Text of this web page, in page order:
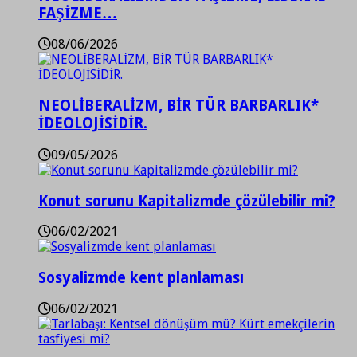
FAŞİZME…
08/06/2026
NEOLİBERALİZM, BİR TÜR BARBARLIK*
İDEOLOJİSİDİR.
09/05/2026
Konut sorunu Kapitalizmde çözülebilir mi?
06/02/2021
Sosyalizmde kent planlaması
06/02/2021